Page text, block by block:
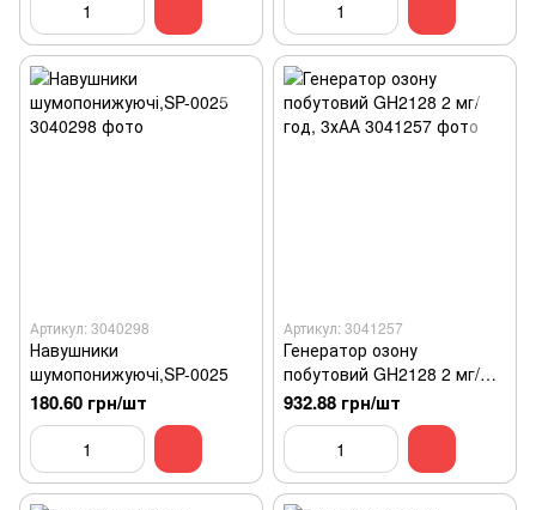
Артикул: 3040298
Навушники
шумопонижуючі,SP-0025
180.60 грн/шт
Артикул: 3041257
Генератор озону
побутовий GH2128 2 мг/
год, 3хАА
932.88 грн/шт